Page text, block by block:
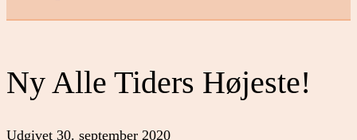
Ny Alle Tiders Højeste!
Udgivet 30. september 2020